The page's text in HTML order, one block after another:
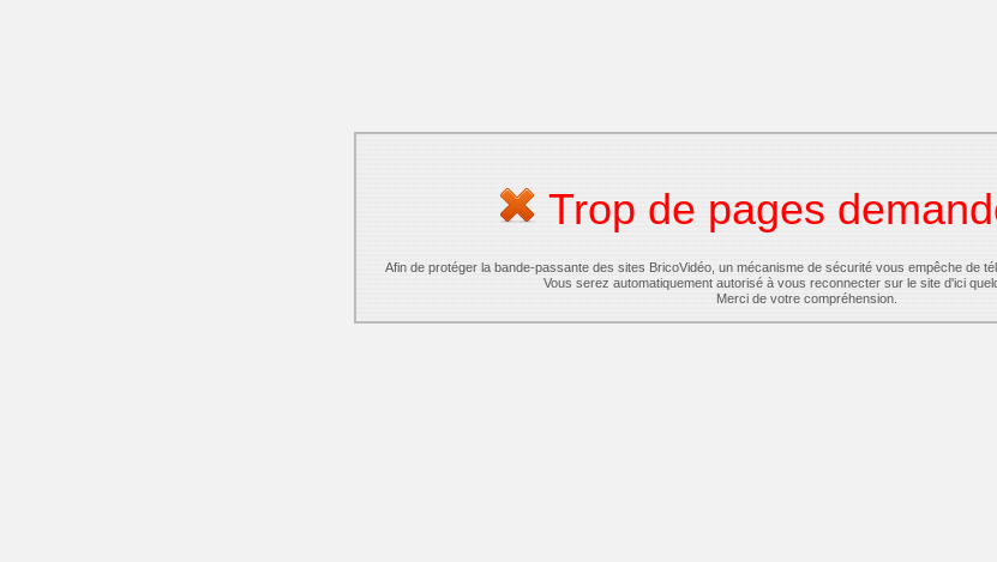
Trop de pages
Afin de protéger la bande-passante des sites BricoVidéo, un mécanisme de sécurité vous empêche de
Vous serez automatiquement autorisé à vous reconnecter sur le site d'ici
Merci de votre compréhension.